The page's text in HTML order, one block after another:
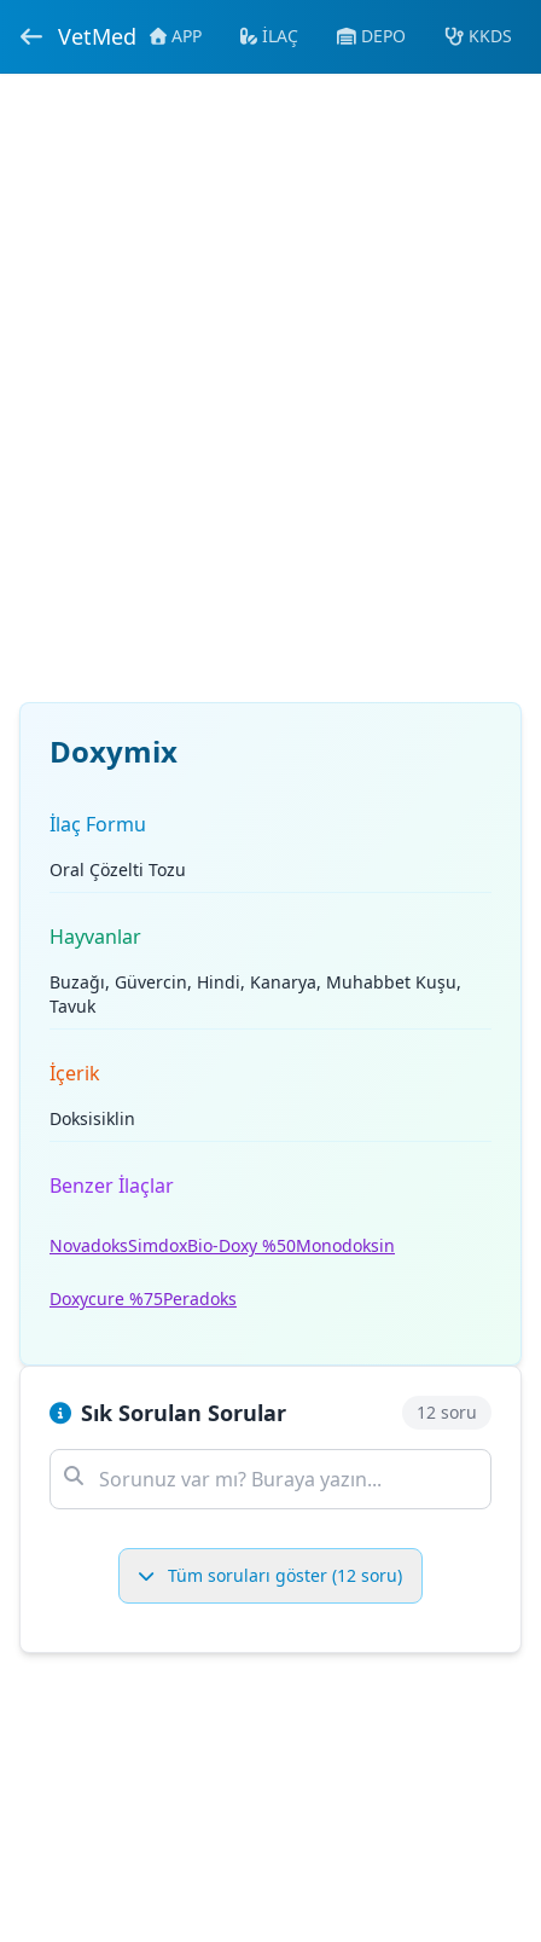
VetMed APP İLAÇ DEPO KKDS
Doxymix
İlaç Formu
Oral Çözelti Tozu
Hayvanlar
Buzağı, Güvercin, Hindi, Kanarya, Muhabbet Kuşu,
Tavuk
İçerik
Doksisiklin
Benzer İlaçlar
NovadoksSimdoxBio-Doxy %50Monodoksin
Doxycure %75Peradoks
Sık Sorulan Sorular 12 soru
Tüm soruları göster (12 soru)